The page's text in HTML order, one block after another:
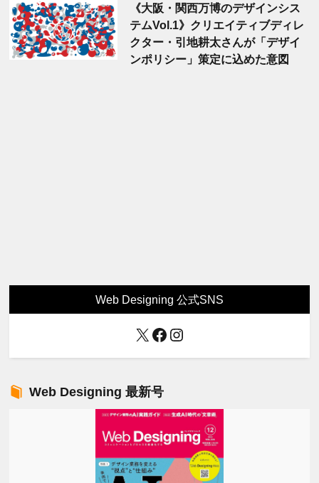
《大阪・関西万博のデザインシス
テムVol.1》クリエイティブディレ
クター・引地耕太さんが「デザイ
ンポリシー」策定に込めた意図
Web Designing 公式SNS
X Facebook
Instagram
Web Designing 最新号